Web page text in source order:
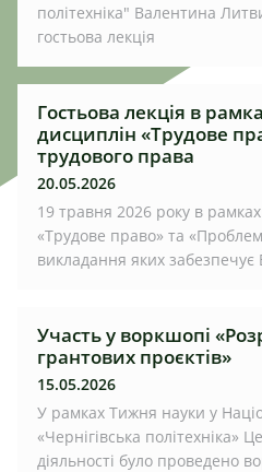
політехніка" Валентина
гостьова лекція
Гостьова лекція в
дисциплін «Трудове
трудового права
20.05.2026
19 травня 2026 року в
«Трудове право» та
викладання яких
Участь у воркшопі
грантових проєктів»
15.05.2026
У рамках Тижня науки у
«Чернігівська політехніка»
діяльності було проведено